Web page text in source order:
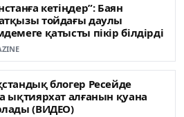
кетіңдер”: Баян
тойдағы даулы
қатысты пікір білдірді
блогер Ресейде
ықтиярхат алғанын қуана
(ВИДЕО)